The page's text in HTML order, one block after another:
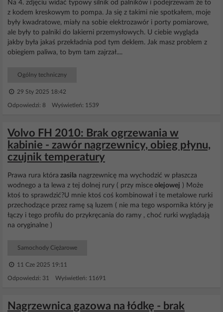
Na 4. zdjęciu widać typowy silnik od palników i podejrzewam że to
z kodem kreskowym to pompa. Ja się z takimi nie spotkałem, moje
były kwadratowe, miały na sobie elektrozawór i porty pomiarowe,
ale były to palniki do lakierni przemysłowych. U ciebie wygląda
jakby była jakaś przekładnia pod tym deklem. Jak masz problem z
obiegiem paliwa, to bym tam zajrzał....
Ogólny techniczny
29 Sty 2025 18:42
Odpowiedzi: 8 Wyświetleń: 1539
Volvo FH 2010: Brak ogrzewania w
kabinie - zawór nagrzewnicy, obieg płynu,
czujnik temperatury
Prawa rura która zasila nagrzewnicę ma wychodzić w płaszcza
wodnego a ta lewa z tej dolnej rury ( przy misce olejowej ) Może
ktoś to sprawdzić?U mnie ktoś coś kombinował i te metalowe rurki
przechodzące przez ramę są luzem ( nie ma tego wspornika który je
łączy i tego profilu do przykręcania do ramy , choć rurki wyglądają
na oryginalne )
Samochody Ciężarowe
11 Cze 2025 19:11
Odpowiedzi: 31 Wyświetleń: 11691
Nagrzewnica gazowa na łódkę - brak